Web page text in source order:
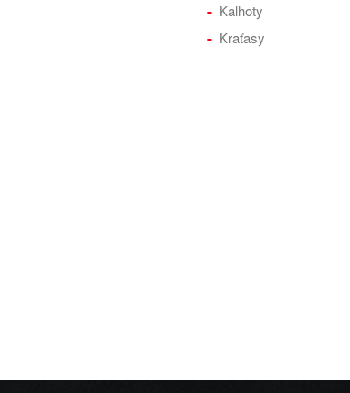
Kalhoty
Kraťasy